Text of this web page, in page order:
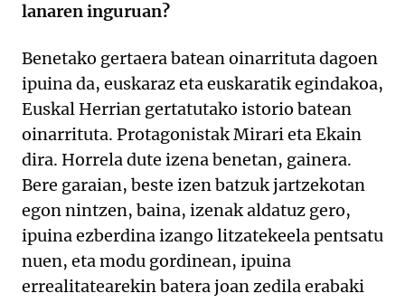
lanaren inguruan?
Benetako gertaera batean oinarrituta dagoen
ipuina da, euskaraz eta euskaratik egindakoa,
Euskal Herrian gertatutako istorio batean
oinarrituta. Protagonistak Mirari eta Ekain
dira. Horrela dute izena benetan, gainera.
Bere garaian, beste izen batzuk jartzekotan
egon nintzen, baina, izenak aldatuz gero,
ipuina ezberdina izango litzatekeela pentsatu
nuen, eta modu gordinean, ipuina
errealitatearekin batera joan zedila erabaki